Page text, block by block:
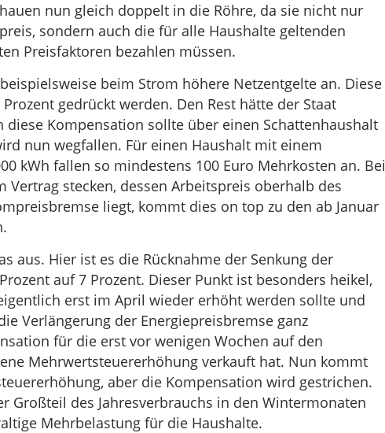
nun gleich doppelt in die Röhre, da sie nicht nur
sondern auch die für alle Haushalte geltenden
Preisfaktoren bezahlen müssen.
beim Strom höhere Netzentgelte an. Diese
gedrückt werden. Den Rest hätte der Staat
diese Kompensation sollte über einen Schattenhaushalt
nun wegfallen. Für einen Haushalt mit einem
kWh fallen so mindestens 100 Euro Mehrkosten an. Bei
Vertrag stecken, dessen Arbeitspreis oberhalb des
liegt, kommt dies on top zu den ab Januar
aus. Hier ist es die Rücknahme der Senkung der
auf 7 Prozent. Dieser Punkt ist besonders heikel,
erst im April wieder erhöht werden sollte und
Verlängerung der Energiepreisbremse ganz
für die erst vor wenigen Wochen auf den
Mehrwertsteuererhöhung verkauft hat. Nun kommt
aber die Kompensation wird gestrichen.
Großteil des Jahresverbrauchs in den Wintermonaten
Mehrbelastung für die Haushalte.